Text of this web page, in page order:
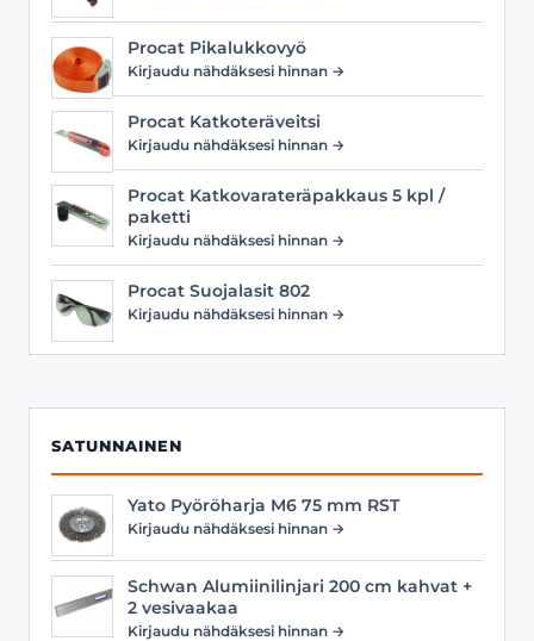
Procat Pikalukkovyö
Kirjaudu nähdäksesi hinnan →
Procat Katkoteräveitsi
Kirjaudu nähdäksesi hinnan →
Procat Katkovarateräpakkaus 5 kpl /
paketti
Kirjaudu nähdäksesi hinnan →
Procat Suojalasit 802
Kirjaudu nähdäksesi hinnan →
SATUNNAINEN
Yato Pyöröharja M6 75 mm RST
Kirjaudu nähdäksesi hinnan →
Schwan Alumiinilinjari 200 cm kahvat +
2 vesivaakaa
Kirjaudu nähdäksesi hinnan →